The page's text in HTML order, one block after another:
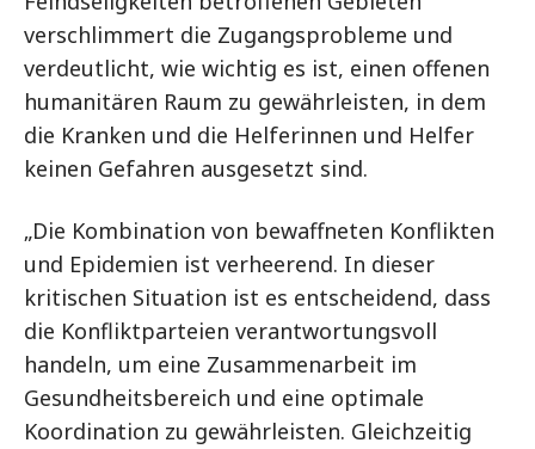
verschlimmert die Zugangsprobleme und
verdeutlicht, wie wichtig es ist, einen offenen
humanitären Raum zu gewährleisten, in dem
die Kranken und die Helferinnen und Helfer
keinen Gefahren ausgesetzt sind.
„Die Kombination von bewaffneten Konflikten
und Epidemien ist verheerend. In dieser
kritischen Situation ist es entscheidend, dass
die Konfliktparteien verantwortungsvoll
handeln, um eine Zusammenarbeit im
Gesundheitsbereich und eine optimale
Koordination zu gewährleisten. Gleichzeitig